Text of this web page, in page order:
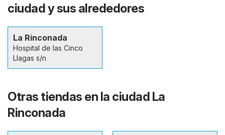
ciudad y sus alrededores
La Rinconada
Hospital de las Cinco
Llagas s/n
Otras tiendas en la ciudad La
Rinconada